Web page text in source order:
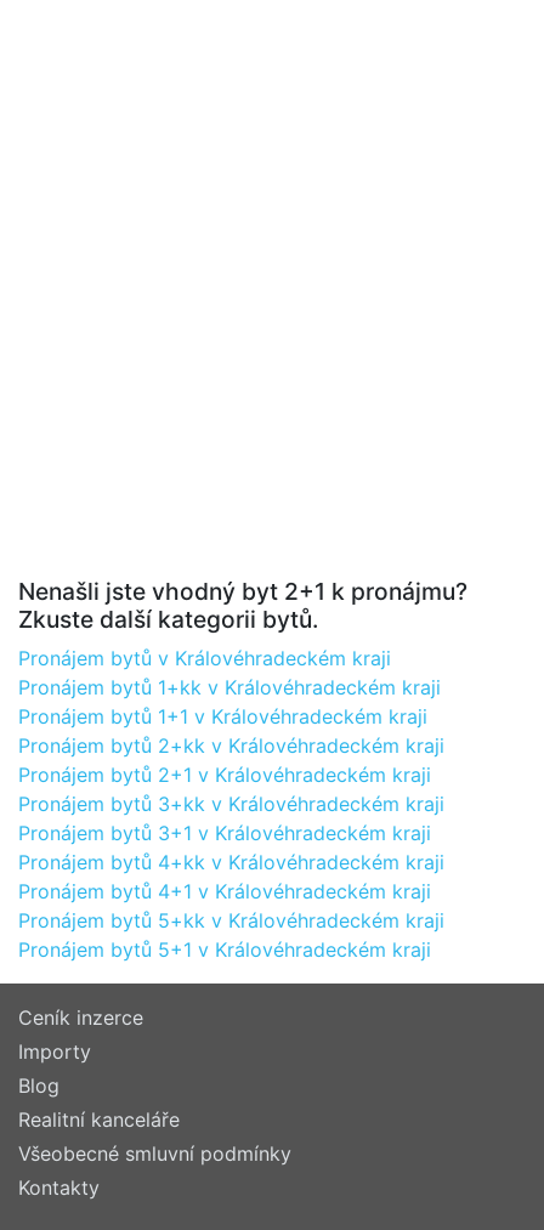
Nenašli jste vhodný byt 2+1 k pronájmu?
Zkuste další kategorii bytů.
Pronájem bytů v Královéhradeckém kraji
Pronájem bytů 1+kk v Královéhradeckém kraji
Pronájem bytů 1+1 v Královéhradeckém kraji
Pronájem bytů 2+kk v Královéhradeckém kraji
Pronájem bytů 2+1 v Královéhradeckém kraji
Pronájem bytů 3+kk v Královéhradeckém kraji
Pronájem bytů 3+1 v Královéhradeckém kraji
Pronájem bytů 4+kk v Královéhradeckém kraji
Pronájem bytů 4+1 v Královéhradeckém kraji
Pronájem bytů 5+kk v Královéhradeckém kraji
Pronájem bytů 5+1 v Královéhradeckém kraji
Ceník inzerce
Importy
Blog
Realitní kanceláře
Všeobecné smluvní podmínky
Kontakty